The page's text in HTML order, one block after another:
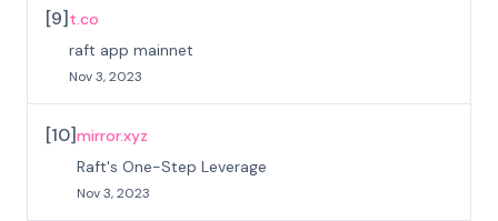
[9] t.co
raft app mainnet
Nov 3, 2023
[10]mirror.xyz
Raft's One-Step Leverage
Nov 3, 2023